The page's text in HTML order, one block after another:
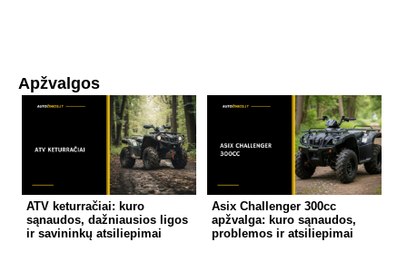
Apžvalgos
ATV keturračiai: kuro
sąnaudos, dažniausios ligos
ir savininkų atsiliepimai
Asix Challenger 300cc
apžvalga: kuro sąnaudos,
problemos ir atsiliepimai